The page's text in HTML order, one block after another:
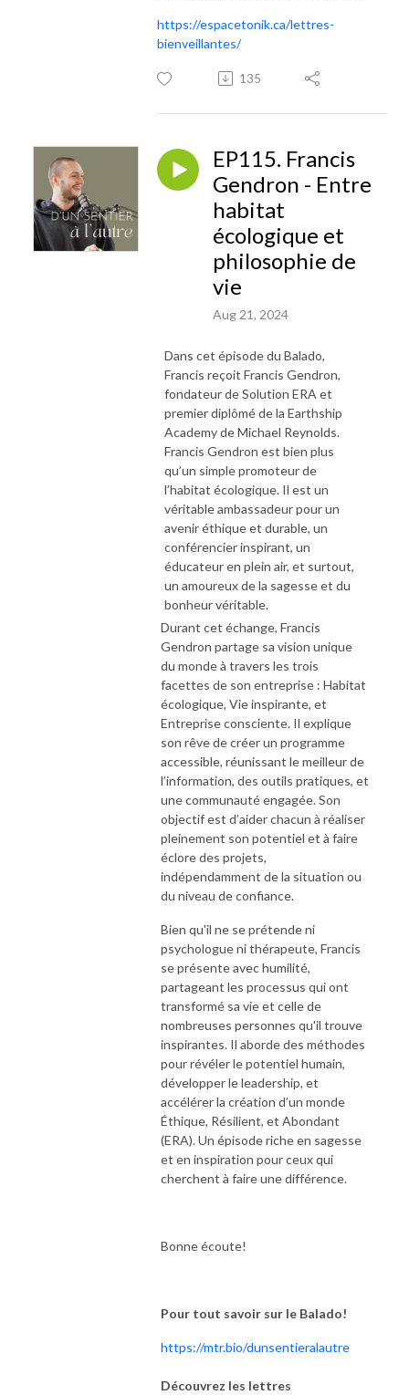
https://espacetonik.ca/lettres-
bienveillantes/
135
EP115. Francis
Gendron - Entre
habitat
écologique et
philosophie de
vie
Aug 21, 2024
Dans cet épisode du Balado,
Francis reçoit Francis Gendron,
fondateur de Solution ERA et
premier diplômé de la Earthship
Academy de Michael Reynolds.
Francis Gendron est bien plus
qu’un simple promoteur de
l’habitat écologique. Il est un
véritable ambassadeur pour un
avenir éthique et durable, un
conférencier inspirant, un
éducateur en plein air, et surtout,
un amoureux de la sagesse et du
bonheur véritable.
Durant cet échange, Francis
Gendron partage sa vision unique
du monde à travers les trois
facettes de son entreprise : Habitat
écologique, Vie inspirante, et
Entreprise consciente. Il explique
son rêve de créer un programme
accessible, réunissant le meilleur de
l’information, des outils pratiques, et
une communauté engagée. Son
objectif est d’aider chacun à réaliser
pleinement son potentiel et à faire
éclore des projets,
indépendamment de la situation ou
du niveau de confiance.
Bien qu'il ne se prétende ni
psychologue ni thérapeute, Francis
se présente avec humilité,
partageant les processus qui ont
transformé sa vie et celle de
nombreuses personnes qu'il trouve
inspirantes. Il aborde des méthodes
pour révéler le potentiel humain,
développer le leadership, et
accélérer la création d’un monde
Éthique, Résilient, et Abondant
(ERA). Un épisode riche en sagesse
et en inspiration pour ceux qui
cherchent à faire une différence.
Bonne écoute!
Pour tout savoir sur le Balado!
https://mtr.bio/dunsentieralautre
Découvrez les lettres